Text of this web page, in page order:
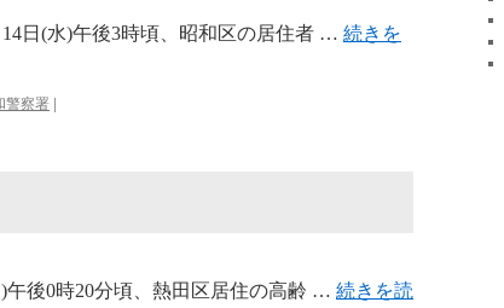
日(水)午後3時頃、昭和区の居住者 … 続きを
警察署 |
後0時20分頃、熱田区居住の高齢 … 続きを読